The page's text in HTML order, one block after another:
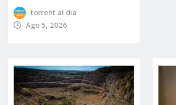
torrent al dia
Ago 5, 2026